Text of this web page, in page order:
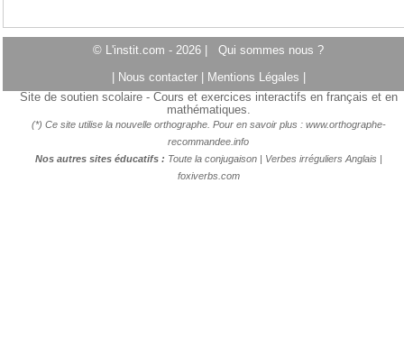
© L'instit.com - 2026 | Qui sommes nous ?
Nous contacter Mentions Légales
Site de soutien scolaire - Cours et exercices interactifs en français et en
mathématiques.
(*) Ce site utilise la nouvelle orthographe. Pour en savoir plus : www.orthographe-
recommandee.info
Nos autres sites éducatifs : Toute la conjugaison| Verbes irréguliers Anglais |
foxiverbs.com